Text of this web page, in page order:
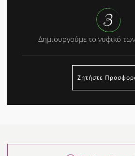
Δημιουργούμε το νυφικό
Ζητήστε